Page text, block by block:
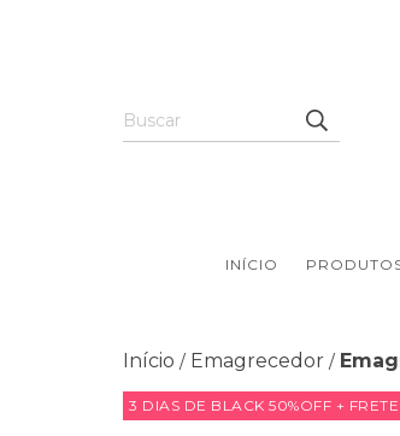
INÍCIO
Início / Emagrecedor /
3 DIAS DE BLACK 50%OFF + FRETE